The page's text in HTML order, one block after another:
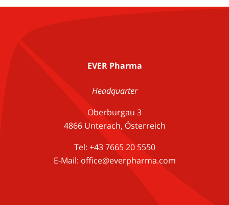
EVER Pharma
Headquarter
Oberburgau 3
4866 Unterach, Österreich
Tel: +43 7665 20 5550
E-Mail: office@everpharma.com